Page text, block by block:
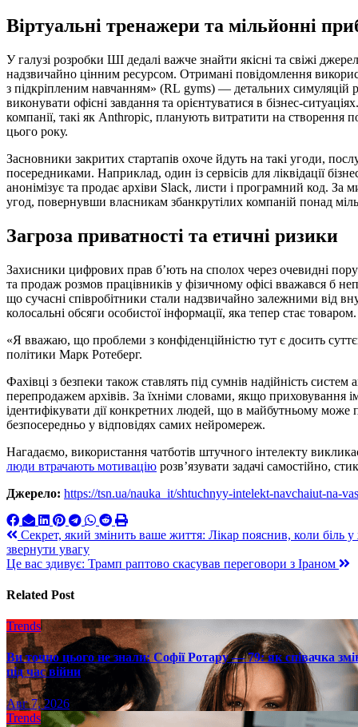
Віртуальні тренажери та мільйонні
У галузі розробки ШІ дедалі важче знайти якісні та свіжі
надзвичайно цінним ресурсом. Отримані повідомлення
з підкріпленим навчанням» (RL gyms) — детальних симуляцій
виконувати офісні завдання та орієнтуватися в бізнес-
компанії, такі як Anthropic, планують витратити на створення
цього року.
Засновники закритих стартапів охоче йдуть на такі угоди,
посередниками. Наприклад, один із сервісів для ліквідації
анонімізує та продає архіви Slack, листи і програмний код.
угод, повернувши власникам збанкрутілих компаній понад
Загроза приватності та етичні ризики
Захисники цифрових прав б’ють на сполох через очевидні
та продаж розмов працівників у фізичному офісі вважався б
що сучасні співробітники стали надзвичайно залежними від
колосальні обсяги особистої інформації, яка тепер стає товаром.
«Я вважаю, що проблеми з конфіденційністю тут є досить
політики Марк Ротеберг.
Фахівці з безпеки також ставлять під сумнів надійність
перепродажем архівів. За їхніми словами, якщо приховування
ідентифікувати дії конкретних людей, що в майбутньому
безпосередньо у відповідях самих нейромереж.
Нагадаємо, використання чатботів штучного інтелекту
люди втрачають мотивацію розв’язувати задачі самостійно,
Джерело: https://tsn.ua/nauka_it/shtuchnyy-intelekt-navchaiut-na-
Навигация
по
Секрет, який змінить ваше життя: Лікар пояснив, коли біль
звернути увагу
Це вас здивує: Трамп раптово скасував переговори з Іраном
Related Post
Trends
Ви точно цього не знали: Софії Ротару — 79: як співачка
під час війни
Авг 7, 2026
Trends